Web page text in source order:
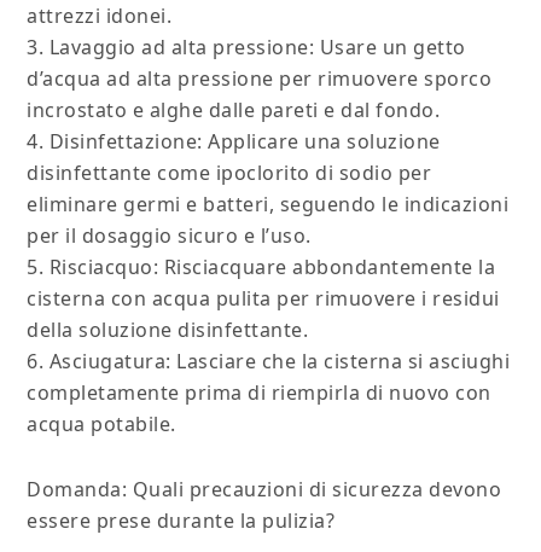
attrezzi idonei.
3. Lavaggio ad alta pressione: Usare un getto
d’acqua ad alta pressione per rimuovere sporco
incrostato e alghe dalle pareti e dal fondo.
4. Disinfettazione: Applicare una soluzione
disinfettante come ipoclorito di sodio per
eliminare germi e batteri, seguendo le indicazioni
per il dosaggio sicuro e l’uso.
5. Risciacquo: Risciacquare abbondantemente la
cisterna con acqua pulita per rimuovere i residui
della soluzione disinfettante.
6. Asciugatura: Lasciare che la cisterna si asciughi
completamente prima di riempirla di nuovo con
acqua potabile.
Domanda: Quali precauzioni di sicurezza devono
essere prese durante la pulizia?